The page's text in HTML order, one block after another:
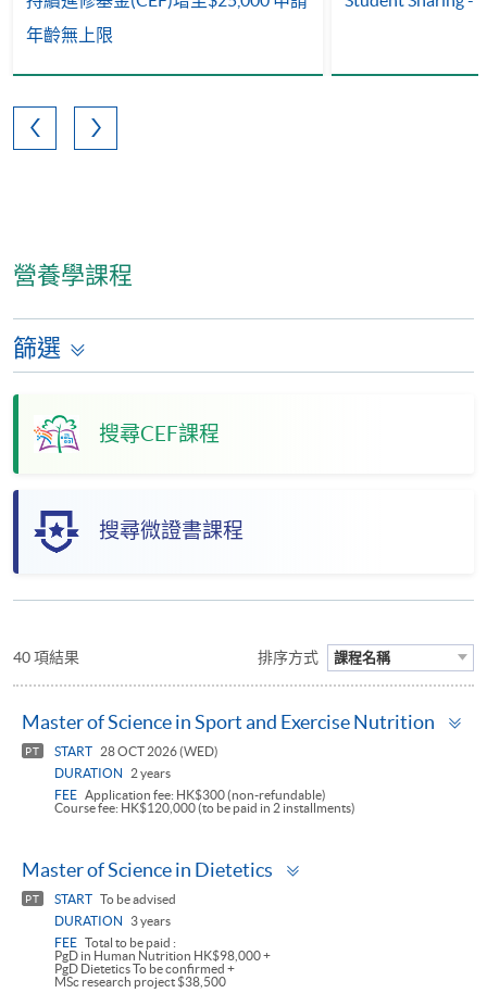
年齡無上限
營養學課程
篩選
搜尋CEF課程
搜尋微證書課程
40 項結果 排序方式 課程名稱
Master of Science in Sport and Exercise Nutrition
PT START
28 OCT 2026 (WED)
DURATION
2 years
FEE
Application fee: HK$300 (non-refundable)
Course fee: HK$120,000 (to be paid in 2 installments)
Master of Science in Dietetics
PT START To be advised
DURATION
3 years
FEE Total to be paid :
PgD in Human Nutrition HK$98,000 +
PgD Dietetics To be confirmed +
MSc research project $38,500